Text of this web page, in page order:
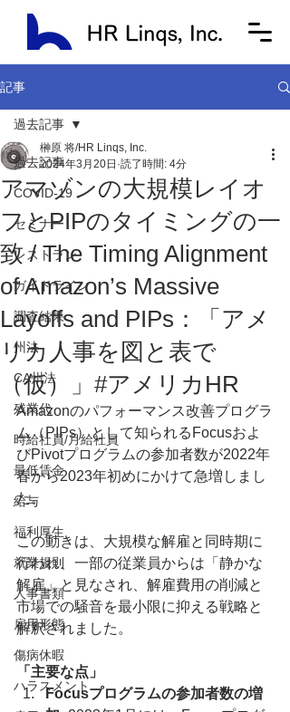
記事
過去記事
COVID-19
セミナー
レストラン
ガイドライン
調査結果
州法
CA州法
残業代
時給社員/月給社員
最低賃金
給与
福利厚生
就業規則
人事書類
雇用形態
傷病休暇
ハラスメント
過去記事
アマゾンの大規模レイオ
フとPIPのタイミングの一
致 / The Timing Alignment
of Amazon’s Massive
Layoffs and PIPs：「アメ
リカ人事を図と表で
（仮）」#アメリカHR
榊原 将/HR Linqs, Inc.
2024年3月20日 読了時間: 4分
Amazonのパフォーマンス改善プログラ
ム（PIPs）として知られるFocusおよ
びPivotプログラムの参加者数が2022年
春から2023年初めにかけて急増しまし
た。
この動きは、大規模な解雇と同時期に
行われ、一部の従業員からは「静かな
解雇」と見なされ、解雇費用の削減と
市場での騒音を最小限に抑える戦略と
解釈されました。
「主要な点」
Focusプログラムの参加者数の増